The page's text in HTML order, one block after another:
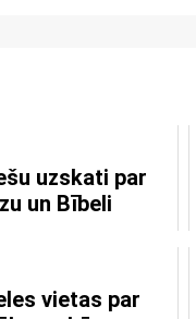
uzskati par
un Bībeli
vietas par